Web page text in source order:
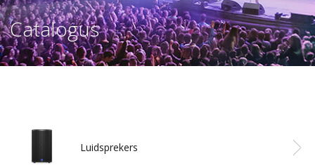
Catalogus
Luidsprekers